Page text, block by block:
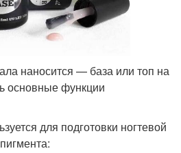
наносится — база или топ на
основные функции
для подготовки ногтевой